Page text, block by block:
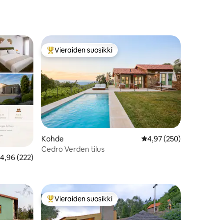
arvio 4,96/5, 222 arvostelua
4,96 (222)
Vieraiden suosikkien parhaimmistoa
Vieraiden suosikki
Kohde Keskimääräinen arvio
4,97 (250)
Cedro Verden tilus
Vieraiden suosikkien parhaimmistoa
Vieraiden suosikki